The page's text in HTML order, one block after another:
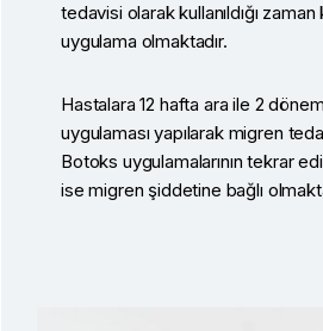
tedavisi olarak kullanıldığı
uygulama olmaktadır.
Hastalara 12 hafta ara ile 2
uygulaması yapılarak migren
Botoks uygulamalarının tekrar
ise migren şiddetine bağlı